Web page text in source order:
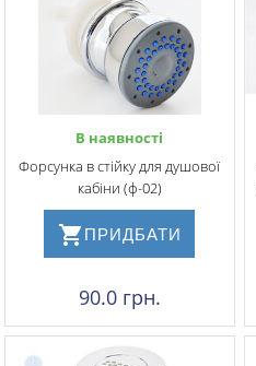
В наявності
Форсунка в стійку для душової
кабіни (ф-02)
ПРИДБАТИ
90.0 грн.